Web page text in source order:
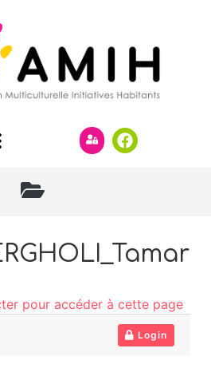
pour accéder à cette page
Login